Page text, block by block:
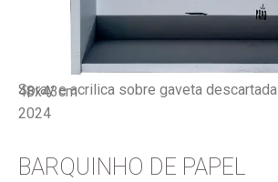
Spray e acrilica sobre gaveta descartada
48x43cm
2024
BARQUINHO DE PAPEL